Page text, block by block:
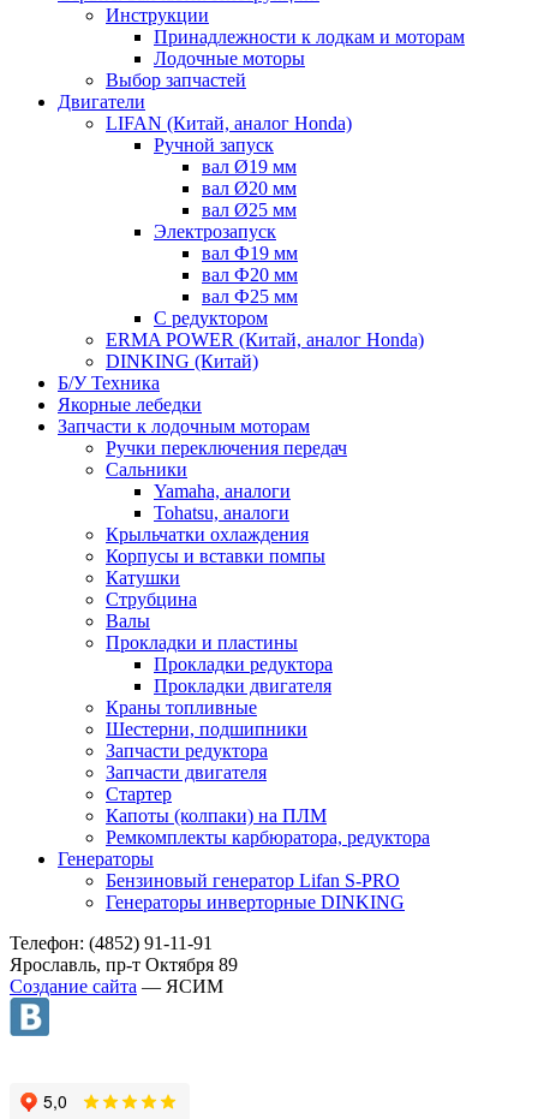
Инструкции
Принадлежности к лодкам и моторам
Лодочные моторы
Выбор запчастей
Двигатели
LIFAN (Китай, аналог Honda)
Ручной запуск
вал Ø19 мм
вал Ø20 мм
вал Ø25 мм
Электрозапуск
вал Ф19 мм
вал Ф20 мм
вал Ф25 мм
С редуктором
ERMA POWER (Китай, аналог Honda)
DINKING (Китай)
Б/У Техника
Якорные лебедки
Запчасти к лодочным моторам
Ручки переключения передач
Сальники
Yamaha, аналоги
Tohatsu, аналоги
Крыльчатки охлаждения
Корпусы и вставки помпы
Катушки
Струбцина
Валы
Прокладки и пластины
Прокладки редуктора
Прокладки двигателя
Краны топливные
Шестерни, подшипники
Запчасти редуктора
Запчасти двигателя
Стартер
Капоты (колпаки) на ПЛМ
Ремкомплекты карбюратора, редуктора
Генераторы
Бензиновый генератор Lifan S-PRO
Генераторы инверторные DINKING
Телефон: (4852) 91-11-91
Ярославль, пр-т Октября 89
Создание сайта — ЯСИМ